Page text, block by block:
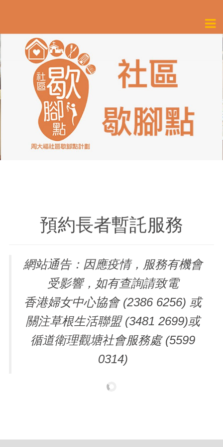
預約長者暫託服務
網站通告：因應疫情，服務有機會
受影響，如有查詢請致電
香港婦女中心協會 (2386 6256) 或
關注草根生活聯盟 (3481 2699)或
循道衛理觀塘社會服務處 (5599
0314)